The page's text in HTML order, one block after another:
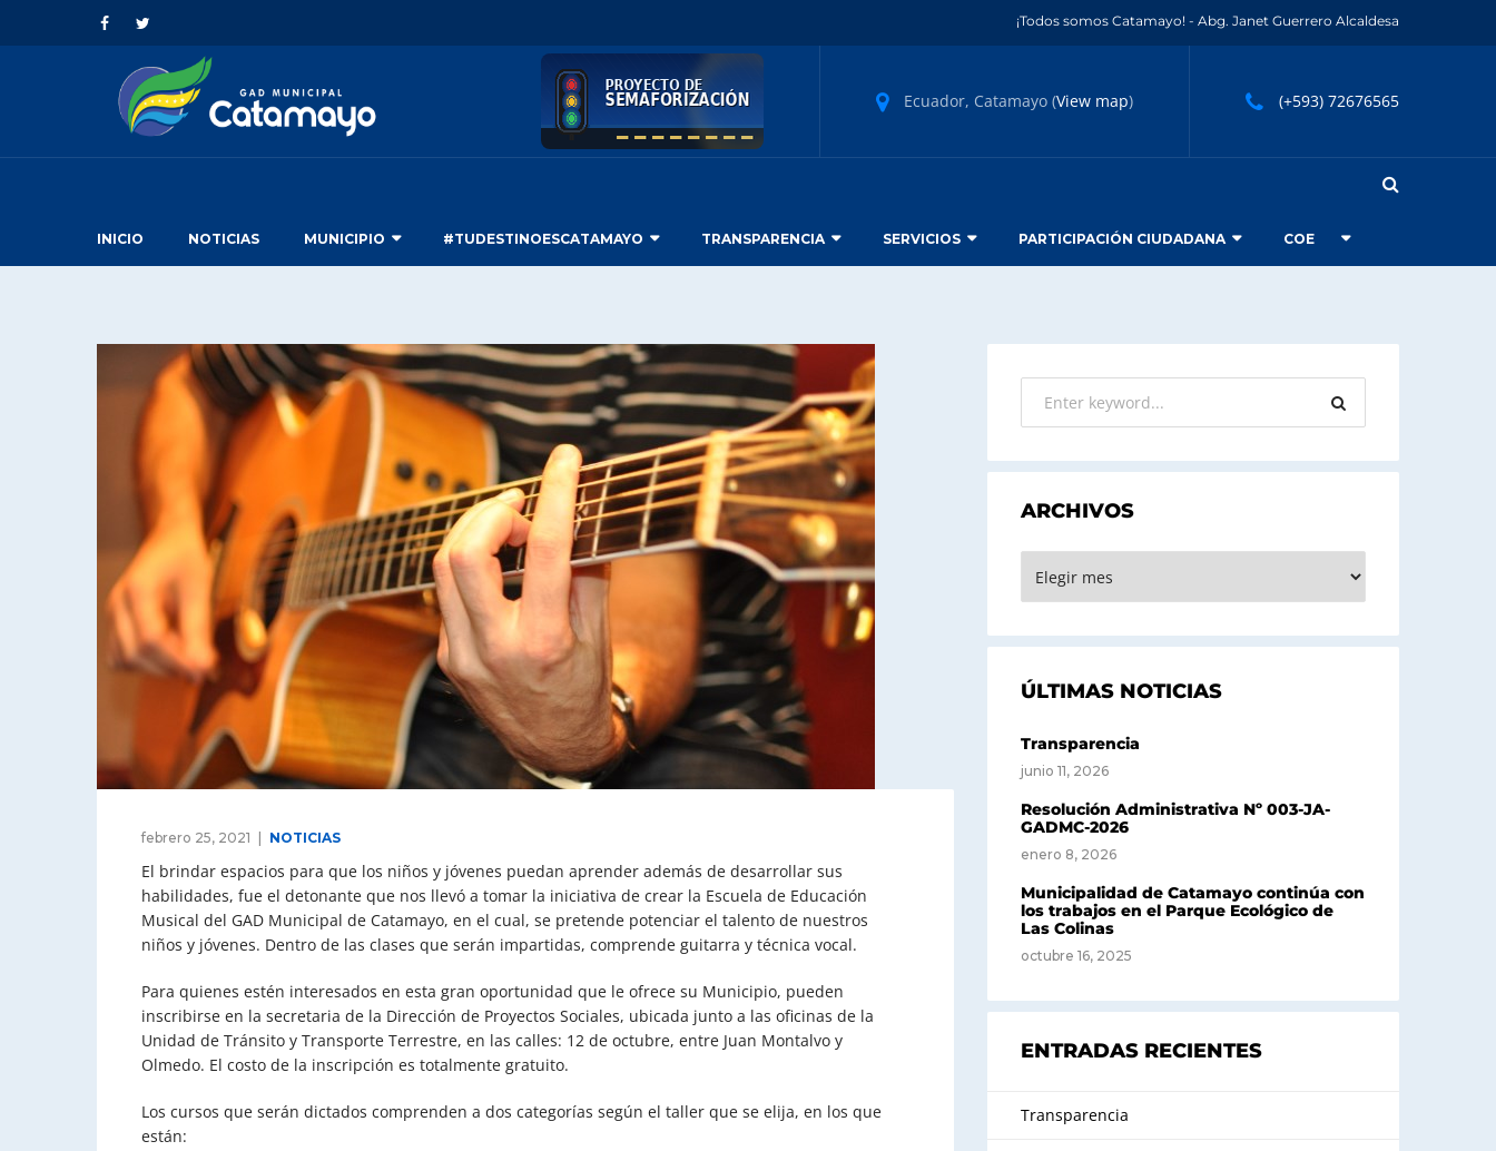
¡Todos somos Catamayo! - Abg. Janet Guerrero Alcaldesa
Ecuador, Catamayo (View map) (+593) 72676565
INICIO NOTICIAS MUNICIPIO #TUDESTINOESCATAMAYO TRANSPARENCIA SERVICIOS PARTICIPACIÓN CIUDADANA COE
febrero 25, 2021 NOTICIAS
El brindar espacios para que los niños y jóvenes puedan aprender además de desarrollar sus
habilidades, fue el detonante que nos llevó a tomar la iniciativa de crear la Escuela de Educación
Musical del GAD Municipal de Catamayo, en el cual, se pretende potenciar el talento de nuestros
niños y jóvenes. Dentro de las clases que serán impartidas, comprende guitarra y técnica vocal.
Para quienes estén interesados en esta gran oportunidad que le ofrece su Municipio, pueden
inscribirse en la secretaria de la Dirección de Proyectos Sociales, ubicada junto a las oficinas de la
Unidad de Tránsito y Transporte Terrestre, en las calles: 12 de octubre, entre Juan Montalvo y
Olmedo. El costo de la inscripción es totalmente gratuito.
Los cursos que serán dictados comprenden a dos categorías según el taller que se elija, en los que
están:
ARCHIVOS
ÚLTIMAS NOTICIAS
Transparencia
junio 11, 2026
Resolución Administrativa Nº 003-JA-
GADMC-2026
enero 8, 2026
Municipalidad de Catamayo continúa con
los trabajos en el Parque Ecológico de
Las Colinas
octubre 16, 2025
ENTRADAS RECIENTES
Transparencia